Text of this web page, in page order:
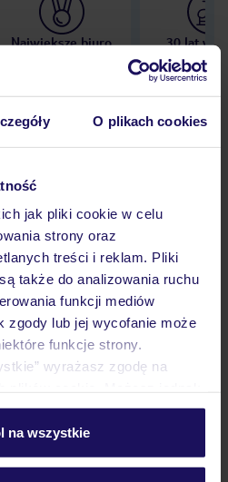
O plikach cookies
jak pliki cookie w celu
strony oraz
treści i reklam. Pliki
także do analizowania ruchu
funkcji mediów
zgody lub jej wycofanie może
funkcje strony.
wyrażasz zgodę na
wchodząc w zakładkę
plikach cookie znajdziesz
na wszystkie
Największe biuro
30 lat w